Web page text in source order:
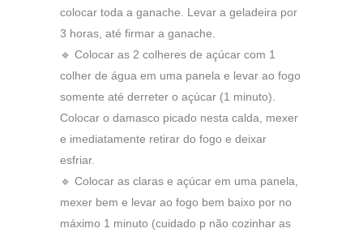
colocar toda a ganache. Levar a geladeira por
3 horas, até firmar a ganache.
🔹 Colocar as 2 colheres de açúcar com 1
colher de água em uma panela e levar ao fogo
somente até derreter o açúcar (1 minuto).
Colocar o damasco picado nesta calda, mexer
e imediatamente retirar do fogo e deixar
esfriar.
🔹 Colocar as claras e açúcar em uma panela,
mexer bem e levar ao fogo bem baixo por no
máximo 1 minuto (cuidado p não cozinhar as